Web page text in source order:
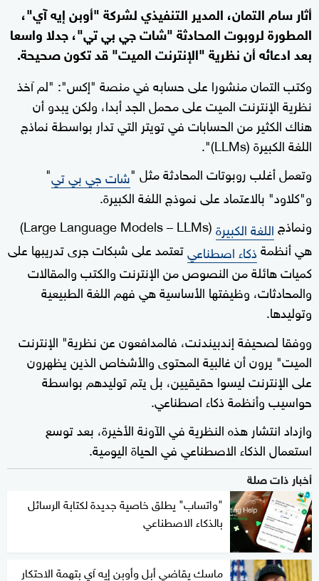
أثار سام التمان، المدير التنفيذي لشركة "أوبن إيه آي"،
المطورة لروبوت المحادثة "شات جي بي تي"، جدلا واسعا
بعد ادعائه أن نظرية "الإنترنت الميت" قد تكون صحيحة.
وكتب التمان منشورا على حسابه في منصة "إكس": "لم آخذ
نظرية الإنترنت الميت على محمل الجد أبدا، ولكن يبدو أن
هناك الكثير من الحسابات في تويتر التي تدار بواسطة نماذج
اللغة الكبيرة (LLMs)".
وتعمل أغلب روبوتات المحادثة مثل "شات جي بي تي"
و"كلاود" بالاعتماد على نموذج اللغة الكبيرة.
ونماذجاللغة الكبيرة
(Large Language Models – LLMs)
هي أنظمةذكاء اصطناعيتعتمد على شبكات جرى تدريبها على
كميات هائلة من النصوص من الإنترنت والكتب والمقالات
والمحادثات، وظيفتها الأساسية هي فهم اللغة الطبيعية
وتوليدها.
ووفقا لصحيفة إندبيندنت، فالمدافعون عن نظرية" الإنترنت
الميت" يرون أن غالبية المحتوى والأشخاص الذين يظهرون
على الإنترنت ليسوا حقيقيين، بل يتم توليدهم بواسطة
حواسيب وأنظمة ذكاء اصطناعي.
وازداد انتشار هذه النظرية في الآونة الأخيرة، بعد توسع
استعمال الذكاء الاصطناعي في الحياة اليومية.
أخبار ذات صلة
"واتساب" يطلق خاصية جديدة لكتابة الرسائل
بالذكاء الاصطناعي
ماسك يقاضي أبل وأوبن إيه آي بتهمة الاحتكار